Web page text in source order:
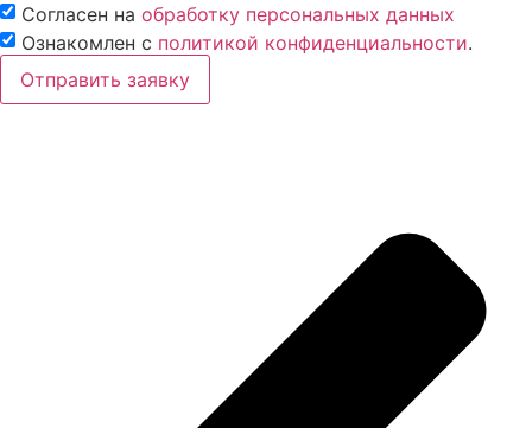
Диагностика двигателя Вольво (Volvo) в Москве
Отключение системы Start/Stop Вольво
Активация штатной навигации Вольво с пробками (TMC)
Согласен на обработку персональных данных
Ознакомлен с политикой конфиденциальности.
Отправить заявку